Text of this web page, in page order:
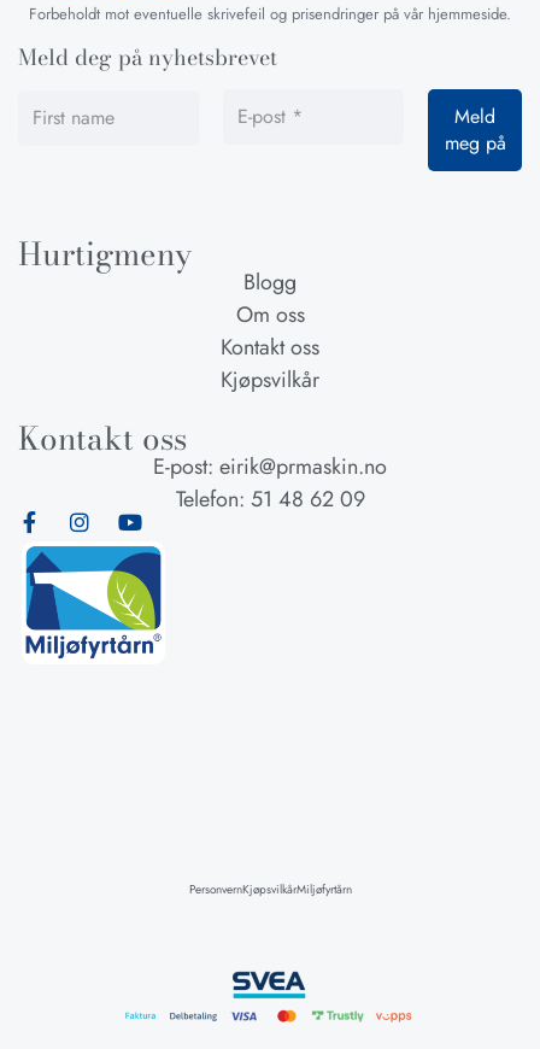
Forbeholdt mot eventuelle skrivefeil og prisendringer på vår hjemmeside.
Meld deg på nyhetsbrevet
Hurtigmeny
Blogg
Om oss
Kontakt oss
Kjøpsvilkår
Kontakt oss
E-post: eirik@prmaskin.no
Telefon: 51 48 62 09
PersonvernKjøpsvilkårMiljøfyrtårn